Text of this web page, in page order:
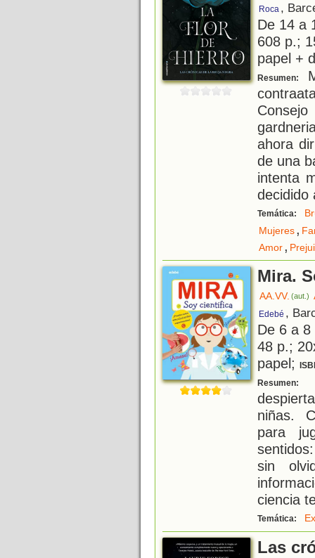
Roca ,
De 14 a
608 p.;
papel +
Resumen:
ahora
de una
intenta
decidido
Temática:
Mujeres,
Amor,
Mira.
AA.VV. (aut.)
Edebé ,
De 6 a
48 p.;
papel;
Resumen:
niñas.
para
sin
ciencia
Temática:
Las